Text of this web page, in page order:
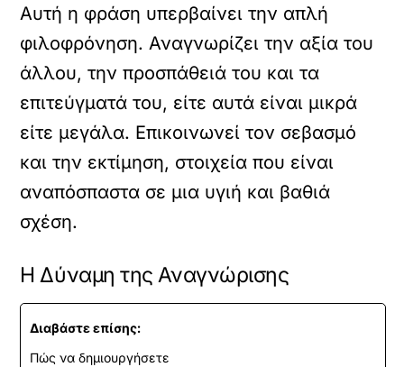
Αυτή η φράση υπερβαίνει την απλή
φιλοφρόνηση. Αναγνωρίζει την αξία του
άλλου, την προσπάθειά του και τα
επιτεύγματά του, είτε αυτά είναι μικρά
είτε μεγάλα. Επικοινωνεί τον σεβασμό
και την εκτίμηση, στοιχεία που είναι
αναπόσπαστα σε μια υγιή και βαθιά
σχέση.
Η Δύναμη της Αναγνώρισης
Διαβάστε επίσης:
Πώς να δημιουργήσετε